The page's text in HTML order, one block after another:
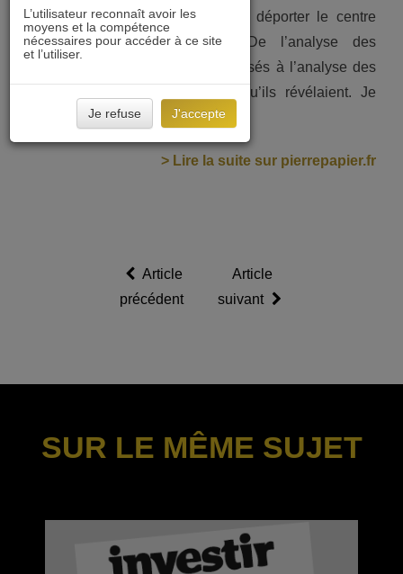
de résultats. Ce qui a conduit à déporter le centre
d’attention des investisseurs. De l’analyse des
comptes de résultats, ils sont passés à l’analyse des
bilans et des risques chaînés qu’ils révélaient. Je
pense notamment…
> Lire la suite sur pierrepapier.fr
Article
précédent
Article
suivant
SUR LE MÊME SUJET
L’utilisateur reconnaît avoir les
moyens et la compétence
nécessaires pour accéder à ce site
et l’utiliser.
Je refuse J'accepte